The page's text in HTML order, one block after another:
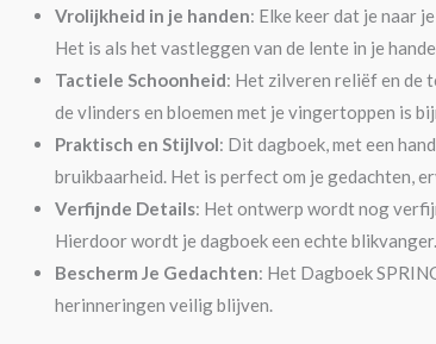
Vrolijkheid in je handen: Elke keer dat je naar
Het is als het vastleggen van de lente in je
Tactiele Schoonheid: Het zilveren reliëf en de
de vlinders en bloemen met je vingertoppen is
Praktisch en Stijlvol: Dit dagboek, met een
bruikbaarheid. Het is perfect om je gedachten,
Verfijnde Details: Het ontwerp wordt nog
Hierdoor wordt je dagboek een echte blikvanger.
Bescherm Je Gedachten: Het Dagboek
herinneringen veilig blijven.